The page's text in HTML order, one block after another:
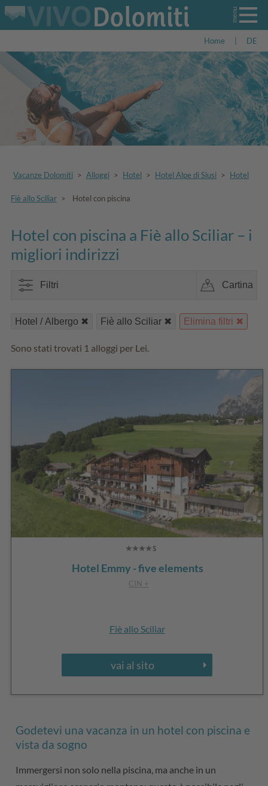
Home DE
Vacanze Dolomiti > Alloggi > Hotel > Hotel Alpe di Siusi > Hotel
Fiè allo Sciliar > Hotel con piscina
Hotel con piscina a Fiè allo Sciliar – i
migliori indirizzi
Filtri Cartina
Hotel / Albergo Fiè allo Sciliar Elimina filtri
Sono stati trovati 1 alloggi per Lei.
Hotel Emmy - five elements
CIN +
Fiè allo Sciliar
vai al sito
Godetevi una vacanza in un hotel con piscina e
vista da sogno
Immergersi non solo nella piscina, ma anche in un